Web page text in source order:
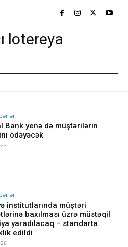
lotereya
Bank yenə də müştərilərin
ödəyəcək
institutlarında müştəri
baxılması üzrə müstəqil
yaradılacaq – standarta
edildi